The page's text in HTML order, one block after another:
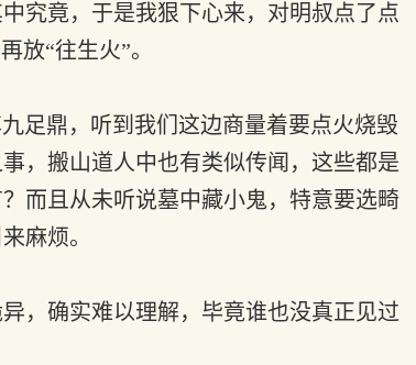
究竟，于是我狠下心来，对明叔点了点
放“往生火”。
足鼎，听到我们这边商量着要点火烧毁
，搬山道人中也有类似传闻，这些都是
而且从未听说墓中藏小鬼，特意要选畸
麻烦。
，确实难以理解，毕竟谁也没真正见过